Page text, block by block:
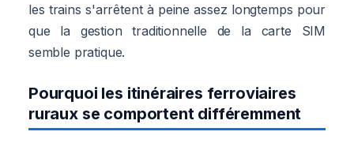
les trains s'arrêtent à peine assez longtemps pour
que la gestion traditionnelle de la carte SIM
semble pratique.
Pourquoi les itinéraires ferroviaires
ruraux se comportent différemment